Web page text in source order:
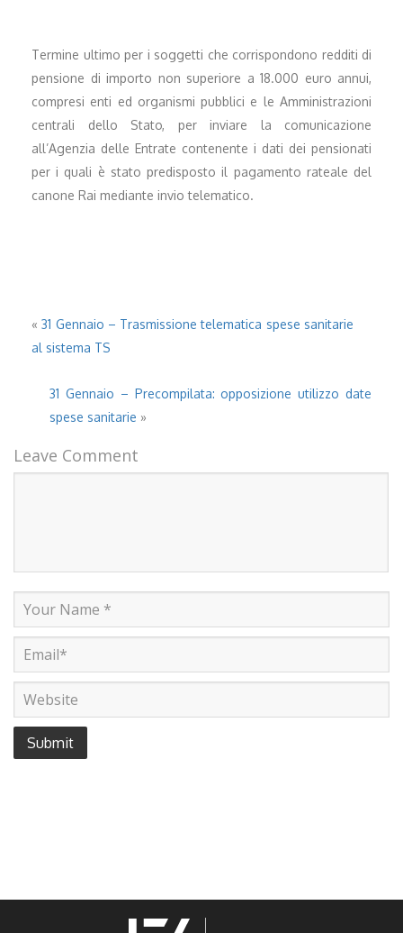
Termine ultimo per i soggetti che corrispondono redditi di
pensione di importo non superiore a 18.000 euro annui,
compresi enti ed organismi pubblici e le Amministrazioni
centrali dello Stato, per inviare la comunicazione
all’Agenzia delle Entrate contenente i dati dei pensionati
per i quali è stato predisposto il pagamento rateale del
canone Rai mediante invio telematico.
«31 Gennaio – Trasmissione telematica spese sanitarie
al sistema TS
31 Gennaio – Precompilata: opposizione utilizzo date
spese sanitarie »
Leave Comment